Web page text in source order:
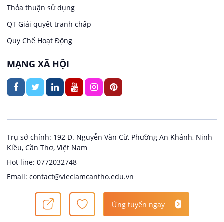
Ứng tuyển ngay
Ngân hàng
Nhà hàng / Khách sạn
Thủy Sản
Quản lý chất lượng (QA/QC)
Tài chính / Đầu tư
Việc làm tại Thuận Hưng
Việc làm tại Vị Thanh
Việc làm tại Long Phú 1
Việc làm tại Đại Thành
Việc làm tại Ngã Bảy
Thỏa thuận sử dụng
QT Giải quyết tranh chấp
Quy Chế Hoạt Động
MẠNG XÃ HỘI
Trụ sở chính: 192 Đ. Nguyễn Văn Cừ, Phường An Khánh, Ninh
Kiều, Cần Thơ, Việt Nam
Hot line: 0772032748
Email: contact@vieclamcantho.edu.vn
Copyright @ 2024
Việc làm Cần Thơ